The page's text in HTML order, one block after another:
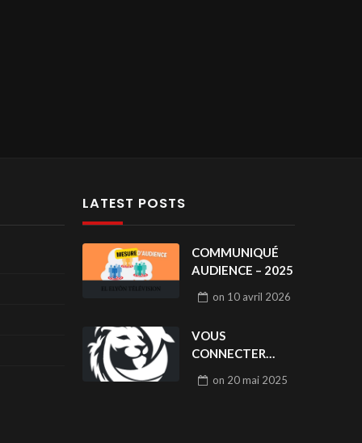
LATEST POSTS
COMMUNIQUÉ
AUDIENCE – 2025
on 10 avril 2026
VOUS
CONNECTER
IN TO LIKE
on 20 mai 2025